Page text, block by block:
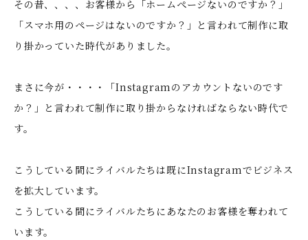
その昔、、、、お客様から「ホームぺージないのですか？」
「スマホ用のページはないのですか？」と言われて制作に取
り掛かっていた時代がありました。
まさに今が・・・・「Instagramのアカウントないのです
か？」と言われて制作に取り掛からなければならない時代で
す。
こうしている間にライバルたちは既にInstagramでビジネス
を拡大しています。
こうしている間にライバルたちにあなたのお客様を奪われて
います。